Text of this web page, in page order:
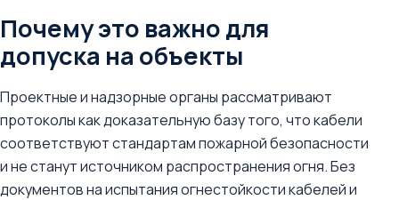
Почему это важно для
допуска на объекты
Проектные и надзорные органы рассматривают
протоколы как доказательную базу того, что кабели
соответствуют стандартам пожарной безопасности
и не станут источником распространения огня. Без
документов на испытания огнестойкости кабелей и